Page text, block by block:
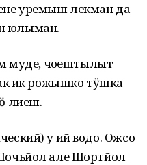
уремыш лекман да
юлыман.
муде, чоҥештылыт
ик рожышко тӱшка
лиеш.
у ий водо. Ожсо
але Шортйол